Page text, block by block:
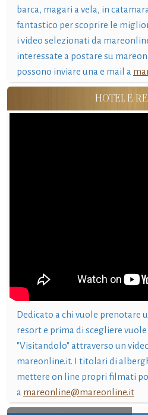
barca, magari a vela, in
fantastico per scoprire le
i video selezionati da
interessate a postare su
possono inviare una e mail a
HOTEL E
Dedicato a chi vuole prenotare
resort e prima di scegliere
"Visitandolo" attraverso un
mareonline.it. I titolari di
mettere on line propri filmati
a mareonline@mareonline.it